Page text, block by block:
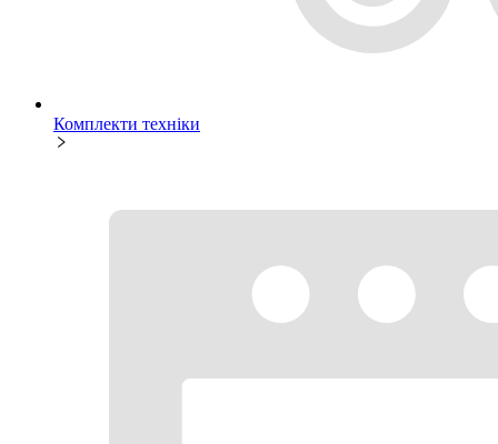
Комплекти техніки